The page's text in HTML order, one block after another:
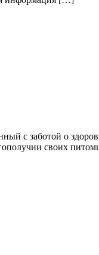
с заботой о
своих